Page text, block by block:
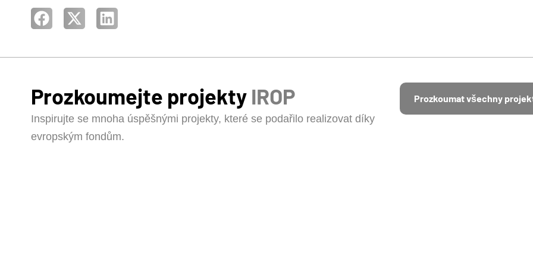
Prozkoumejte projekty IROP
Inspirujte se mnoha úspěšnými projekty, které se podařilo realizovat díky
evropským fondům.
Prozkoumat všechny